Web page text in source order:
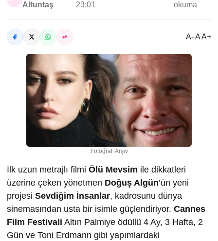
Altuntaş
23:01
okuma
A- A A+
Fotoğraf: Arşiv
İlk uzun metrajlı filmi Ölü Mevsim ile dikkatleri
üzerine çeken yönetmen Doğuş Algün’ün yeni
projesi Sevdiğim İnsanlar, kadrosunu dünya
sinemasından usta bir isimle güçlendiriyor. Cannes
Film Festivali Altın Palmiye ödüllü 4 Ay, 3 Hafta, 2
Gün ve Toni Erdmann gibi yapımlardaki